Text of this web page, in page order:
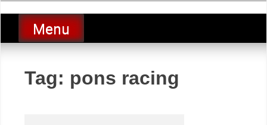
to
contentLucio Lopez GP
luciolopezgp
Menu
Tag: pons racing